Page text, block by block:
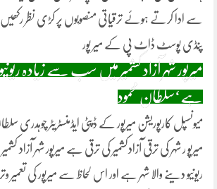
سے ادا کرتے ہوئے ترقیاتی منصوبوں پر کڑی نظر رکھیں۔
پنڈی پوسٹ ڈاٹ پی کے میر پور
میرپور شہر آزاد کشمیر میں سب سے زیادہ
ہے‘سلطان محمود
میونسپل کارپوریشن میرپور کے ڈپٹی ایڈمنسٹریٹر چوہدری
میرپو ر شہر کی ترقی آزادکشمیر کی ترقی ہے میرپور شہر آزاد
ریونیو دینے والا شہر ہے اور اس لحاظ سے میرپور کی تعمیر